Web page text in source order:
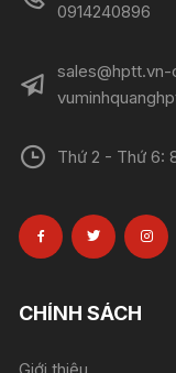
0914240896​​​​​​​
Thứ 2 - Thứ 6:
CHÍNH SÁCH